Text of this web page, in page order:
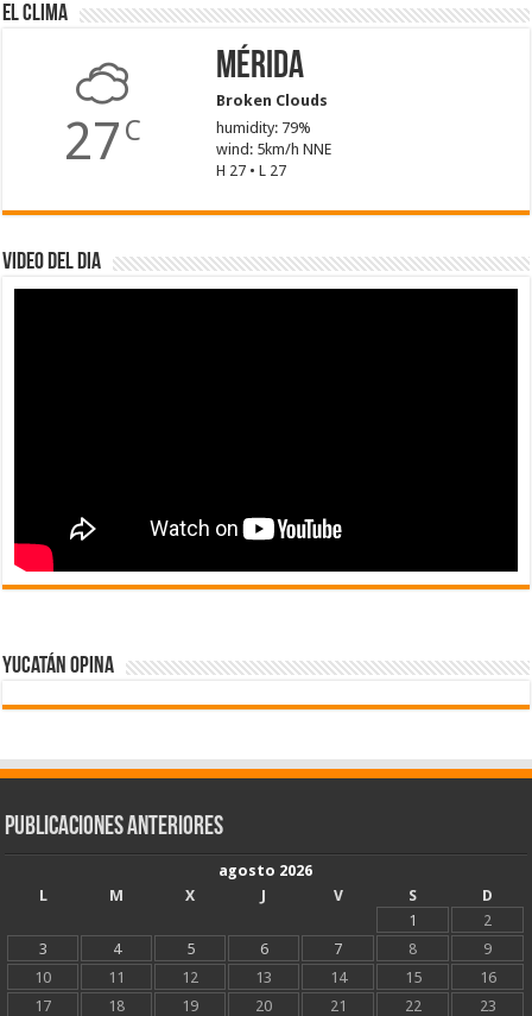
El Clima
27 C
Mérida
Broken Clouds
humidity: 79%
wind: 5km/h NNE
H 27 • L 27
Video del dia
Yucatán Opina
Publicaciones Anteriores
agosto 2026
L
M X J V S
D
1
2
3
4 5 6 7 8
9
10
11 12 13 14 15
16
17
18 19 20 21 22
23